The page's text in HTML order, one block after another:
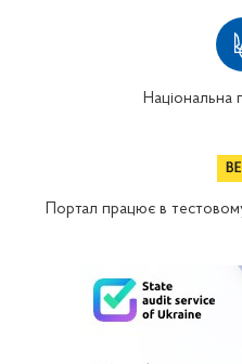
Національна
Портал працює в